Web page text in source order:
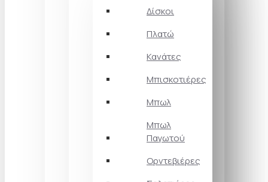
Δίσκοι
Πλατώ
Κανάτες
Μπισκοτιέρες
Μπωλ
Μπωλ
Παγωτού
Ορντεβιέρες